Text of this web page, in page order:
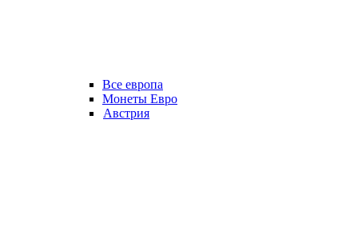
Все европа
Монеты Евро
Австрия